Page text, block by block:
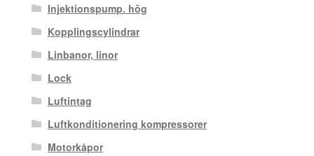
Injektionspump. hög
Kopplingscylindrar
Linbanor, linor
Lock
Luftintag
Luftkonditionering kompressorer
Motorkåpor